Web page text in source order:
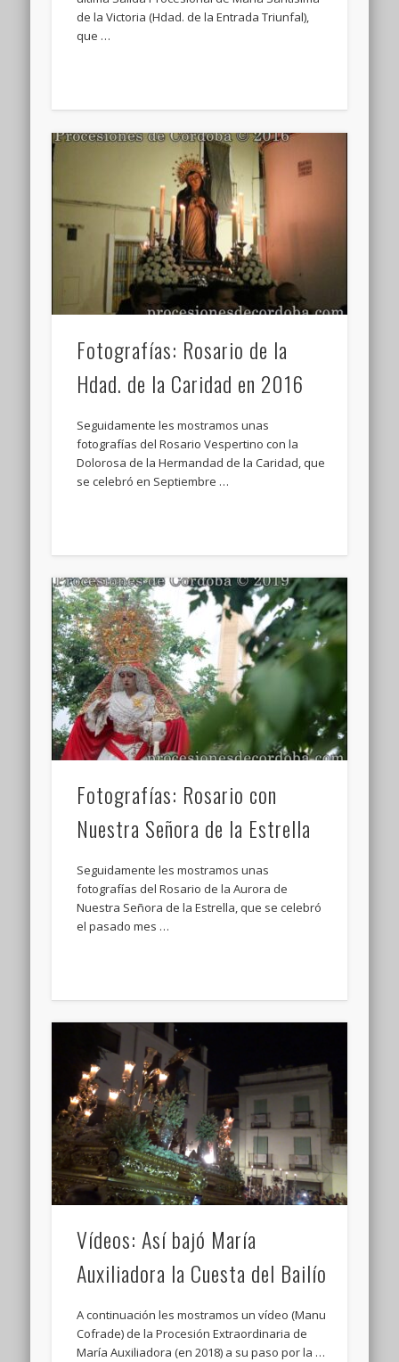
de la Victoria (Hdad. de la Entrada Triunfal),
que …
Fotografías: Rosario de la
Hdad. de la Caridad en 2016
Seguidamente les mostramos unas
fotografías del Rosario Vespertino con la
Dolorosa de la Hermandad de la Caridad, que
se celebró en Septiembre …
Fotografías: Rosario con
Nuestra Señora de la Estrella
Seguidamente les mostramos unas
fotografías del Rosario de la Aurora de
Nuestra Señora de la Estrella, que se celebró
el pasado mes …
Vídeos: Así bajó María
Auxiliadora la Cuesta del Bailío
A continuación les mostramos un vídeo (Manu
Cofrade) de la Procesión Extraordinaria de
María Auxiliadora (en 2018) a su paso por la …